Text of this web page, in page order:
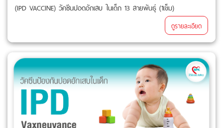
(IPD VACCINE) วัคซีนปอดอักเสบ ในเด็ก 13 สายพันธุ์ (1เข็ม)
ดูรายละเอียด